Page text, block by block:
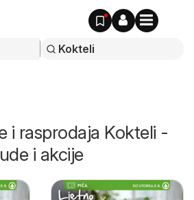
i rasprodaja Kokteli -
i akcije